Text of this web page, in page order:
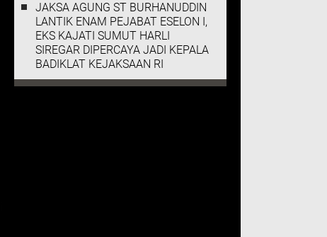
JAKSA AGUNG ST BURHANUDDIN
LANTIK ENAM PEJABAT ESELON I,
EKS KAJATI SUMUT HARLI
SIREGAR DIPERCAYA JADI KEPALA
BADIKLAT KEJAKSAAN RI